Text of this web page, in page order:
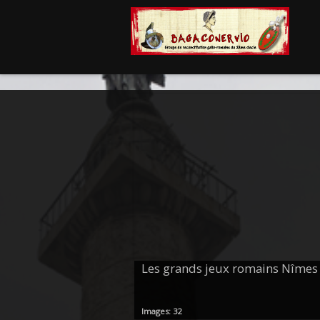
Les grands jeux romains
Images: 32